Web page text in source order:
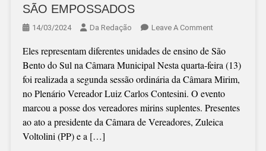
SÃO EMPOSSADOS
14/03/2024 Da Redação Leave A CommentOn
MIRINS
SUPLENTES
SÃO
EMPOSSADOS
Eles representam diferentes unidades de ensino de São
Bento do Sul na Câmara Municipal Nesta quarta-feira (13)
foi realizada a segunda sessão ordinária da Câmara Mirim,
no Plenário Vereador Luiz Carlos Contesini. O evento
marcou a posse dos vereadores mirins suplentes. Presentes
ao ato a presidente da Câmara de Vereadores, Zuleica
Voltolini (PP) e a […]